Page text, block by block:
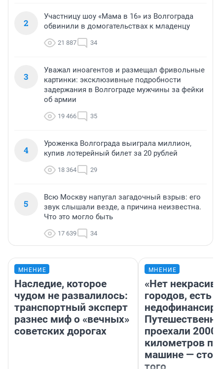
2
Участницу шоу «Мама в 16» из Волгограда
обвинили в домогательствах к младенцу
21 887 34
3
Уважал иноагентов и размещал фривольные
картинки: эксклюзивные подробности
задержания в Волгограде мужчины за фейки
об армии
19 466 35
4
Уроженка Волгограда выиграла миллион,
купив лотерейный билет за 20 рублей
18 364 29
5
Всю Москву напугал загадочный взрыв: его
звук слышали везде, а причина неизвестна.
Что это могло быть
17 639 34
МНЕНИЕ
Наследие, которое
чудом не развалилось:
транспортный эксперт
разнес миф о «вечных»
советских дорогах
МНЕНИЕ
«Нет
городов, есть
проехали 2000
километров по
машине —
того